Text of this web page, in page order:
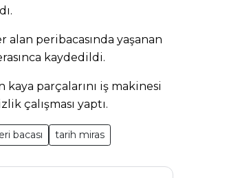
alan peribacasında yaşanan
kaydedildi.
parçalarını iş makinesi
çalışması yaptı.
bacası tarih miras